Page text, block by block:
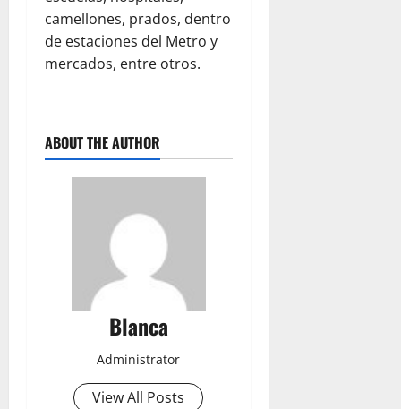
camellones, prados, dentro
de estaciones del Metro y
mercados, entre otros.
ABOUT THE AUTHOR
Blanca
Administrator
View All Posts